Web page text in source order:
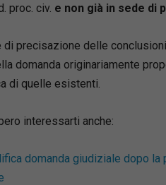
proc. civ. e non già in sede di
di precisazione delle
domanda originariamente
di quelle esistenti.
interessarti anche:
domanda giudiziale dopo